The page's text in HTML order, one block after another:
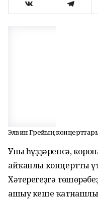
Элвин Грейҙың
Уның һүҙҙәренсә,
айҡанлы концертты
Хәтерегеҙгә
ашыу кеше